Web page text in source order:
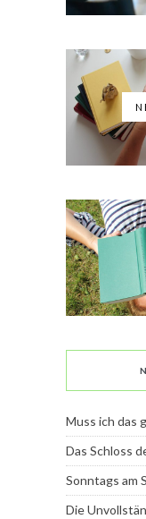
Muss ich das
Das Schloss
Sonntags am
Die